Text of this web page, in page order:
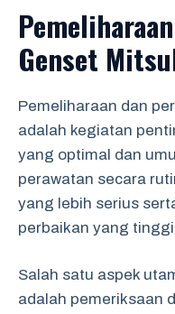
Genset
Pemeliharaan dan
adalah kegiatan
yang optimal dan
perawatan secara
yang lebih serius
perbaikan yang
Salah satu aspek
adalah pemeriksaan